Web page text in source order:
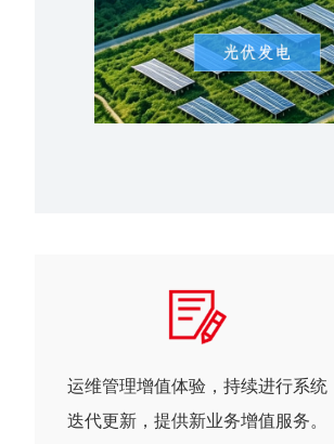
运维管理增值体验，持续进行系统
迭代更新，提供新业务增值服务。